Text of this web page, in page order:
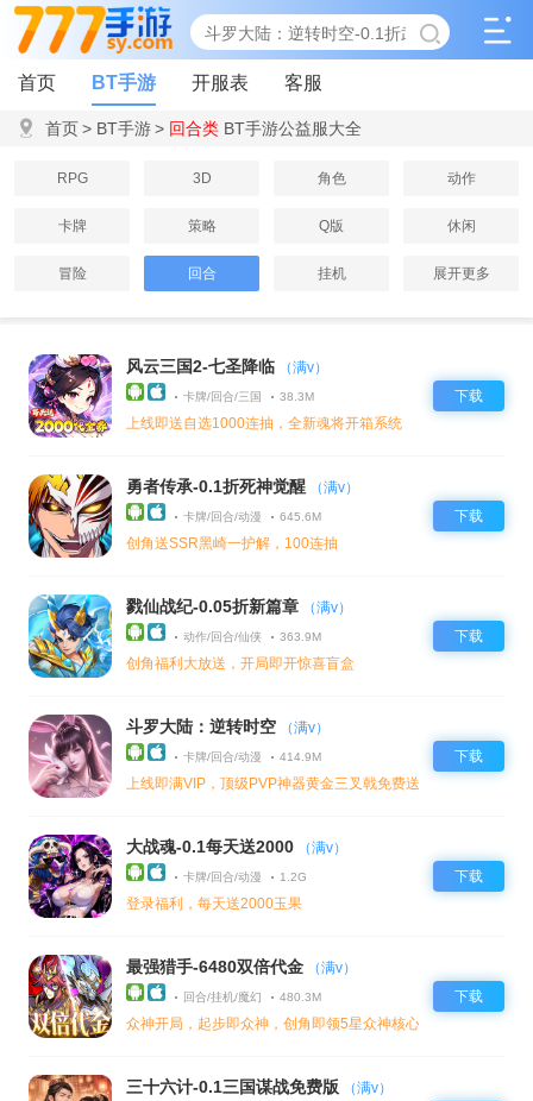
首页 BT手游 开服表 客服
首页> BT手游> 回合类 BT手游公益服大全
RPG 3D 角色 动作
卡牌 策略 Q版 休闲
冒险 回合 挂机 展开更多
风云三国2-七圣降临 （满v）
卡牌/回合/三国 38.3M
上线即送自选1000连抽，全新魂将开箱系统
下载
勇者传承-0.1折死神觉醒 （满v）
卡牌/回合/动漫 645.6M
创角送SSR黑崎一护解，100连抽
下载
戮仙战纪-0.05折新篇章 （满v）
动作/回合/仙侠 363.9M
创角福利大放送，开局即开惊喜盲盒
下载
斗罗大陆：逆转时空 （满v）
卡牌/回合/动漫 414.9M
上线即满VIP，顶级PVP神器黄金三叉戟免费送
下载
大战魂-0.1每天送2000 （满v）
卡牌/回合/动漫 1.2G
登录福利，每天送2000玉果
下载
最强猎手-6480双倍代金 （满v）
回合/挂机/魔幻 480.3M
众神开局，起步即众神，创角即领5星众神核心机械神，限定尊
下载
三十六计-0.1三国谋战免费版 （满v）